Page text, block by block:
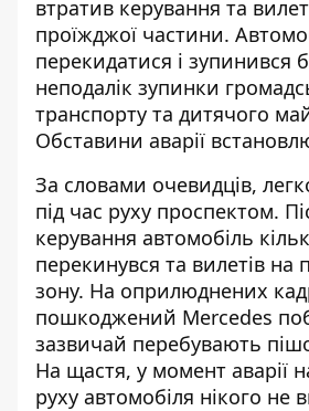
втратив керування та
проїжджої частини.
перекидатися і зупинився
неподалік зупинки
транспорту та дитячого
Обставини аварії
За словами очевидців,
під час руху проспектом.
керування автомобіль
перекинувся та вилетів на
зону. На оприлюднених
пошкоджений Mercedes
зазвичай перебувають
На щастя, у момент аварії
руху автомобіля нікого не